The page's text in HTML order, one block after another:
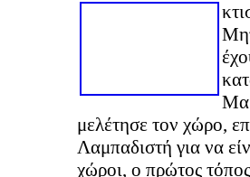
μελέτησε τον χώρο,
Λαμπαδιστή για να
χώροι, ο πρώτος